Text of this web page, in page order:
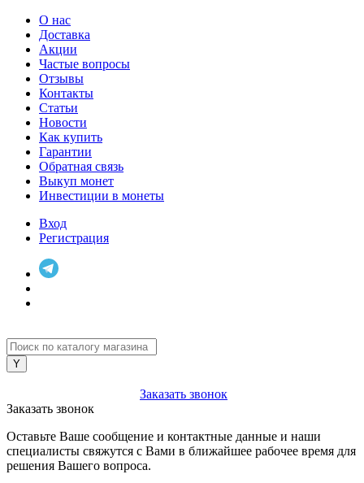
О нас
Доставка
Акции
Частые вопросы
Отзывы
Контакты
Статьи
Новости
Как купить
Гарантии
Обратная связь
Выкуп монет
Инвестиции в монеты
Вход
Регистрация
Заказать звонок
Заказать звонок
Оставьте Ваше сообщение и контактные данные и наши
специалисты свяжутся с Вами в ближайшее рабочее время для
решения Вашего вопроса.